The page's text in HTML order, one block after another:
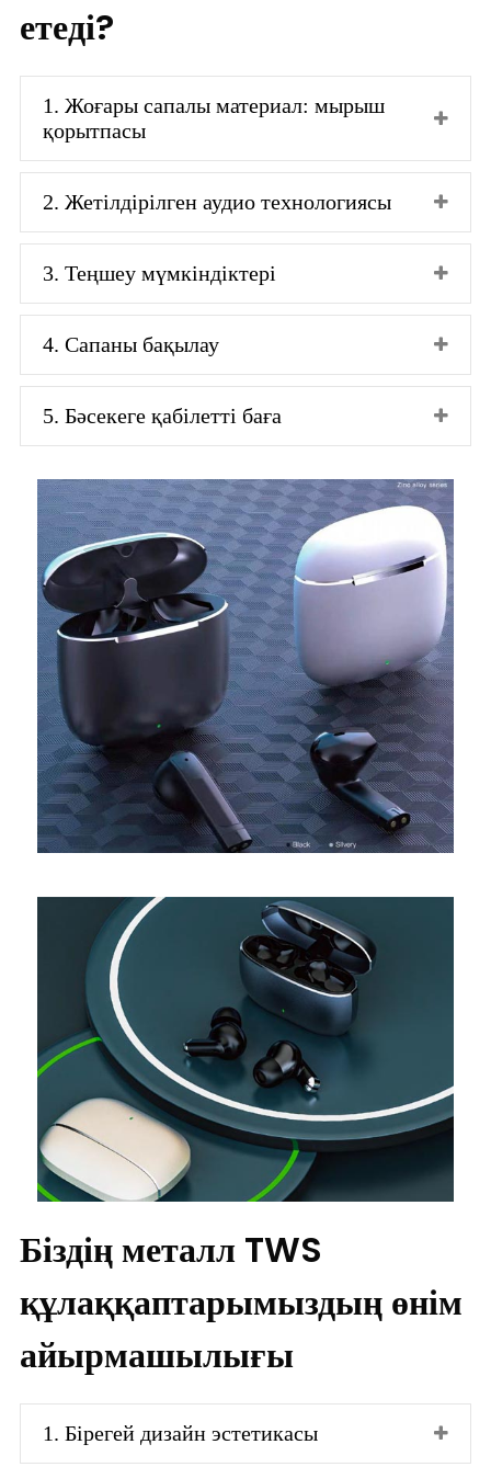
етеді?
1. Жоғары сапалы материал: мырыш
қорытпасы
2. Жетілдірілген аудио технологиясы
3. Теңшеу мүмкіндіктері
4. Сапаны бақылау
5. Бәсекеге қабілетті баға
Біздің металл TWS
құлаққаптарымыздың өнім
айырмашылығы
1. Бірегей дизайн эстетикасы